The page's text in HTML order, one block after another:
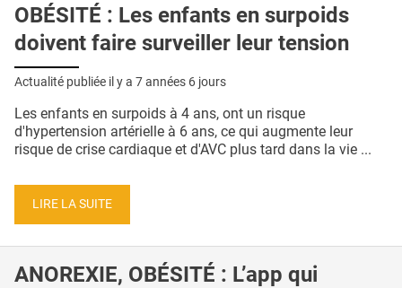
OBÉSITÉ : Les enfants en surpoids
doivent faire surveiller leur tension
Actualité publiée il y a 7 années 6 jours
Les enfants en surpoids à 4 ans, ont un risque
d'hypertension artérielle à 6 ans, ce qui augmente leur
risque de crise cardiaque et d'AVC plus tard dans la vie ...
LIRE LA SUITE
ANOREXIE, OBÉSITÉ : L’app qui